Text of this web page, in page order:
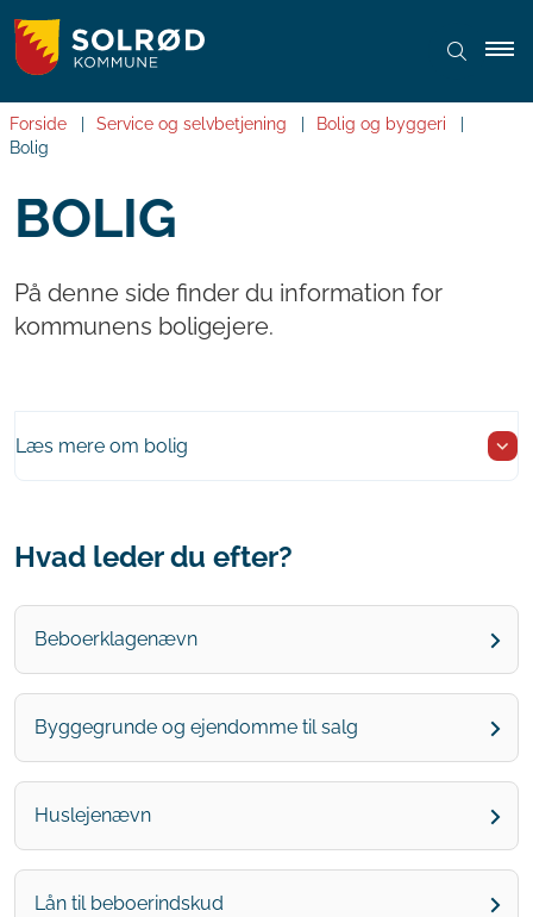
Forside Service og selvbetjening
Bolig og byggeri
Bolig
BOLIG
På denne side finder du information for
kommunens boligejere.
Læs mere om bolig
Hvad leder du efter?
Beboerklagenævn
Byggegrunde og ejendomme til salg
Huslejenævn
Lån til beboerindskud